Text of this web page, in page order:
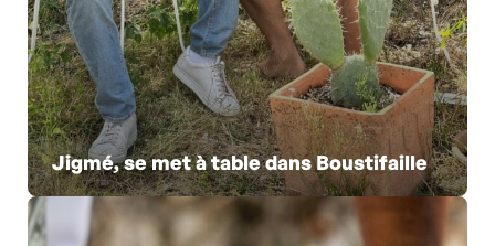
Jigmé, se met à table dans Boustifaille